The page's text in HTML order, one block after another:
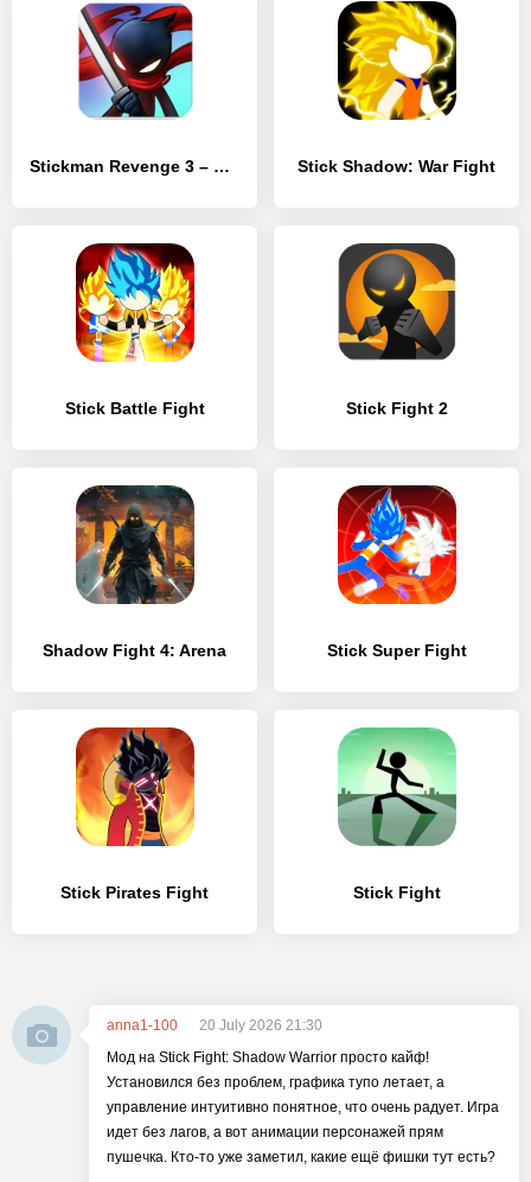
Stickman Revenge 3 – Ninja Warrior – Shadow Fight Stick Shadow: War Fight
Stick Battle Fight Stick Fight 2
Shadow Fight 4: Arena Stick Super Fight
Stick Pirates Fight Stick Fight
anna1-100
20 July 2026 21:30
Мод на Stick Fight: Shadow Warrior просто кайф!
Установился без проблем, графика тупо летает, а
управление интуитивно понятное, что очень радует. Игра
идет без лагов, а вот анимации персонажей прям
пушечка. Кто-то уже заметил, какие ещё фишки тут есть?